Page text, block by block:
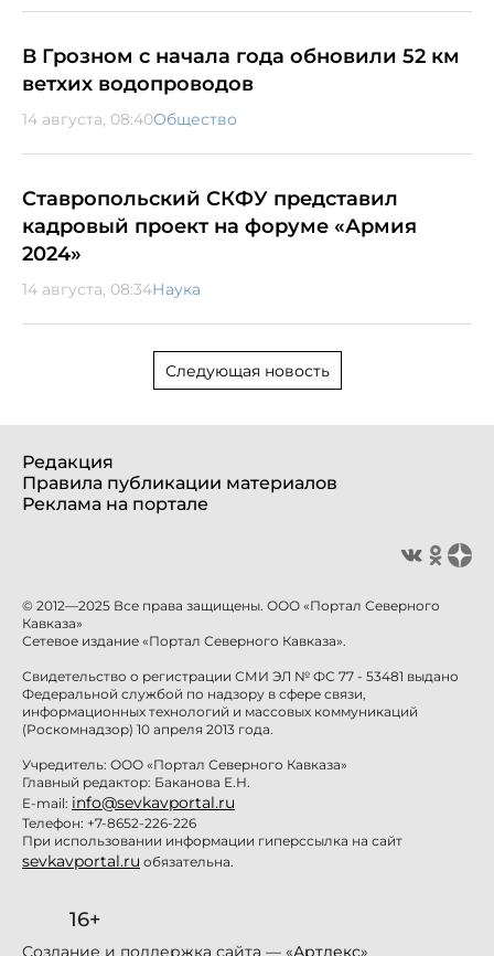
В Грозном с начала года обновили 52 км
ветхих водопроводов
14 августа, 08:40Общество
Ставропольский СКФУ представил
кадровый проект на форуме «Армия
2024»
14 августа, 08:34Наука
Следующая новость
Редакция
Правила публикации материалов
Реклама на портале
© 2012—2025 Все права защищены. ООО «Портал Северного
Кавказа»
Сетевое издание «Портал Северного Кавказа».
Свидетельство о регистрации СМИ ЭЛ № ФС 77 - 53481 выдано
Федеральной службой по надзору в сфере связи,
информационных технологий и массовых коммуникаций
(Роскомнадзор) 10 апреля 2013 года.
Учредитель: ООО «Портал Северного Кавказа»
Главный редактор: Баканова Е.Н.
E-mail: info@sevkavportal.ru
Телефон: +7-8652-226-226
При использовании информации гиперссылка на сайт
sevkavportal.ru обязательна.
16+
Создание и поддержка сайта — «Артлекс»